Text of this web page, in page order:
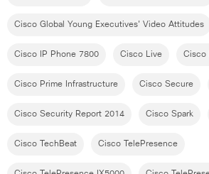
Cisco Global Young Executives' Video Attitudes
Cisco IP Phone 7800 Cisco Live Cisco
Cisco Prime Infrastructure Cisco Secure
Cisco Security Report 2014 Cisco Spark
Cisco TechBeat Cisco TelePresence